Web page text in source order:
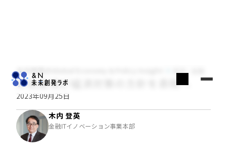
木内登英のGlobal Economy & Policy Insight
岸田首相が経済対策の方針を表明へ
2023年09月25日
木内 登英
金融ITイノベーション事業本部